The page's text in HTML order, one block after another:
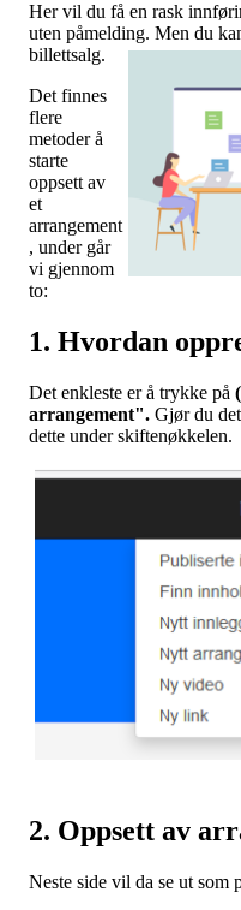
Her vil du få en rask
uten påmelding. Men du
billettsalg.
Det finnes
flere
metoder å
starte
oppsett av
et
arrangement
, under går
vi gjennom
to:
1. Hvordan
Det enkleste er å trykke på
arrangement". Gjør du
dette under skiftenøkkelen.
2. Oppsett av
Neste side vil da se ut som